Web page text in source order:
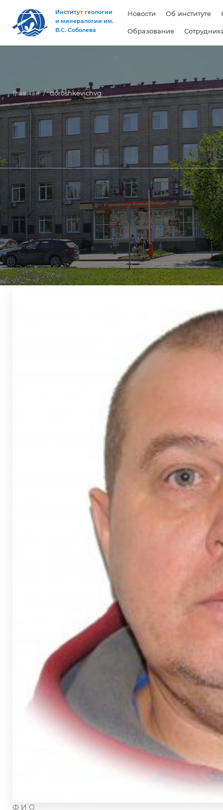
Институт геологии
и минералогии им.
В.С. Соболева
Новости Об институте
Образование
Главная doroshkevichvg
Ф И О